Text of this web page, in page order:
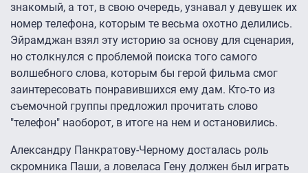
знакомый, а тот, в свою очередь, узнавал у девушек их
номер телефона, которым те весьма охотно делились.
Эйрамджан взял эту историю за основу для сценария,
но столкнулся с проблемой поиска того самого
волшебного слова, которым бы герой фильма смог
заинтересовать понравившихся ему дам. Кто-то из
съемочной группы предложил прочитать слово
"телефон" наоборот, в итоге на нем и остановились.
Александру Панкратову-Черному досталась роль
скромника Паши, а ловеласа Гену должен был играть